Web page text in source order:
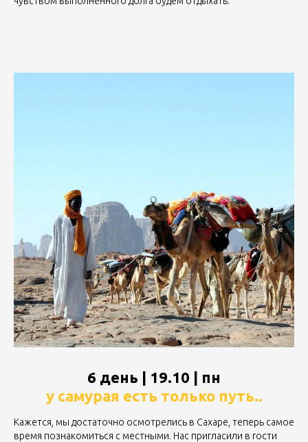
6 день | 19.10 | пн
у самурая есть только путь..
Кажется, мы достаточно осмотрелись в Сахаре, теперь самое
время познакомиться с местными. Нас пригласили в гости